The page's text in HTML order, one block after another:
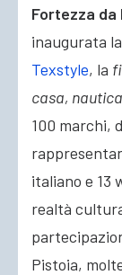
Fortezza da
inaugurata
Texstyle, la
casa,
100 marchi,
italiano e 13
realtà
Pistoia,